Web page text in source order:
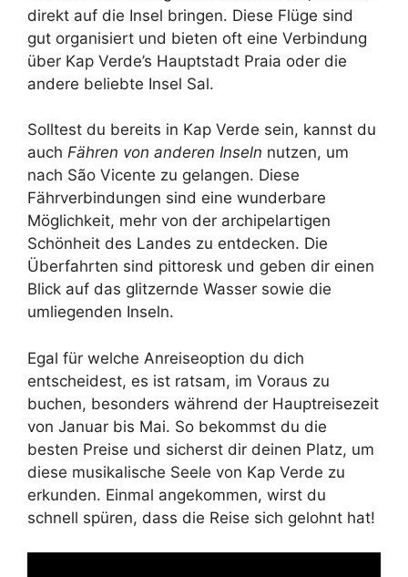
direkt auf die Insel bringen. Diese Flüge sind
gut organisiert und bieten oft eine Verbindung
über Kap Verde’s Hauptstadt Praia oder die
andere beliebte Insel Sal.
Solltest du bereits in Kap Verde sein, kannst du
auch Fähren von anderen Inseln nutzen, um
nach São Vicente zu gelangen. Diese
Fährverbindungen sind eine wunderbare
Möglichkeit, mehr von der archipelartigen
Schönheit des Landes zu entdecken. Die
Überfahrten sind pittoresk und geben dir einen
Blick auf das glitzernde Wasser sowie die
umliegenden Inseln.
Egal für welche Anreiseoption du dich
entscheidest, es ist ratsam, im Voraus zu
buchen, besonders während der Hauptreisezeit
von Januar bis Mai. So bekommst du die
besten Preise und sicherst dir deinen Platz, um
diese musikalische Seele von Kap Verde zu
erkunden. Einmal angekommen, wirst du
schnell spüren, dass die Reise sich gelohnt hat!